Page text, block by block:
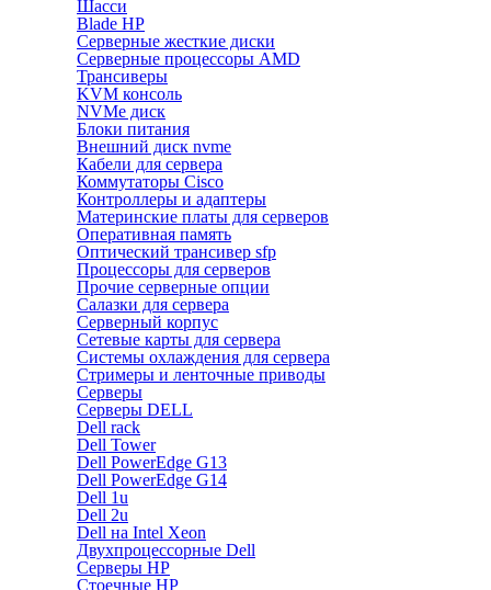
Шасси
Blade HP
Серверные жесткие диски
Серверные процессоры AMD
Трансиверы
KVM консоль
NVMe диск
Блоки питания
Внешний диск nvme
Кабели для сервера
Коммутаторы Cisco
Контроллеры и адаптеры
Материнские платы для серверов
Оперативная память
Оптический трансивер sfp
Процессоры для серверов
Прочие серверные опции
Салазки для сервера
Серверный корпус
Сетевые карты для сервера
Системы охлаждения для сервера
Стримеры и ленточные приводы
Серверы
Серверы DELL
Dell rack
Dell Tower
Dell PowerEdge G13
Dell PowerEdge G14
Dell 1u
Dell 2u
Dell на Intel Xeon
Двухпроцессорные Dell
Серверы HP
Стоечные HP